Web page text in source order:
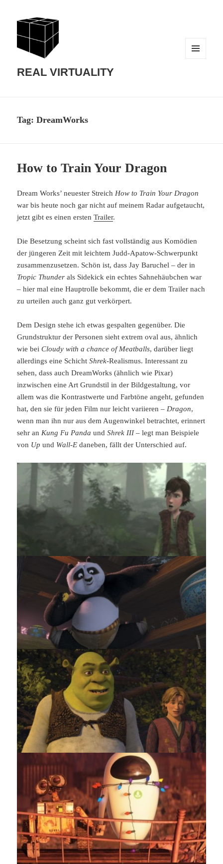
REAL VIRTUALITY
Tag:DreamWorks
How to Train Your Dragon
Dream Works’ neuester StreichHow to Train Your Dragon
war bis heute noch gar nicht auf meinem Radar aufgetaucht,
jetzt gibt es einen erstenTrailer.
Die Besetzung scheint sich fast vollständig aus Komödien
der jüngeren Zeit mit leichtem Judd-Apatow-Schwerpunkt
zusammenzusetzen. Schön ist, dass Jay Baruchel – der in
Tropic Thunder als Sidekick ein echtes Sahnehäubchen war
– hier mal eine Hauptrolle bekommt, die er dem Trailer nach
zu urteilen auch ganz gut verkörpert.
Dem Design stehe ich etwas gespalten gegenüber. Die
Grundstruktur der Personen sieht extrem oval aus, ähnlich
wie beiCloudy with a chance of Meatballs, darüber liegt
allerdings eine SchichtShrek-Realismus. Interessant zu
sehen, dass auch DreamWorks (ähnlich wie Pixar)
inzwischen eine Art Grundstil in der Bildgestaltung, vor
allem was die Kontrastwerte und Farbtöne angeht, gefunden
hat, den sie für jeden Film nur leicht variieren –Dragon,
wenn man ihn nur aus dem Augenwinkel betrachtet, erinnert
sehr anKung Fu Panda undShrek III– legt man Beispiele
von Up und Wall-E daneben, fällt der Unterschied auf.